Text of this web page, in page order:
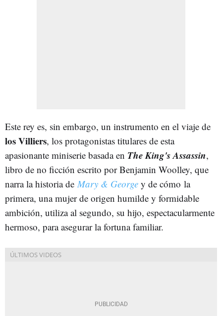
Este rey es, sin embargo, un instrumento en el viaje de
los Villiers, los protagonistas titulares de esta
apasionante miniserie basada en The King's Assassin,
libro de no ficción escrito por Benjamin Woolley, que
narra la historia de Mary & George y de cómo la
primera, una mujer de origen humilde y formidable
ambición, utiliza al segundo, su hijo, espectacularmente
hermoso, para asegurar la fortuna familiar.